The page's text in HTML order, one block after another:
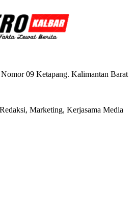
09 Ketapang. Kalimantan Barat
Marketing, Kerjasama Media